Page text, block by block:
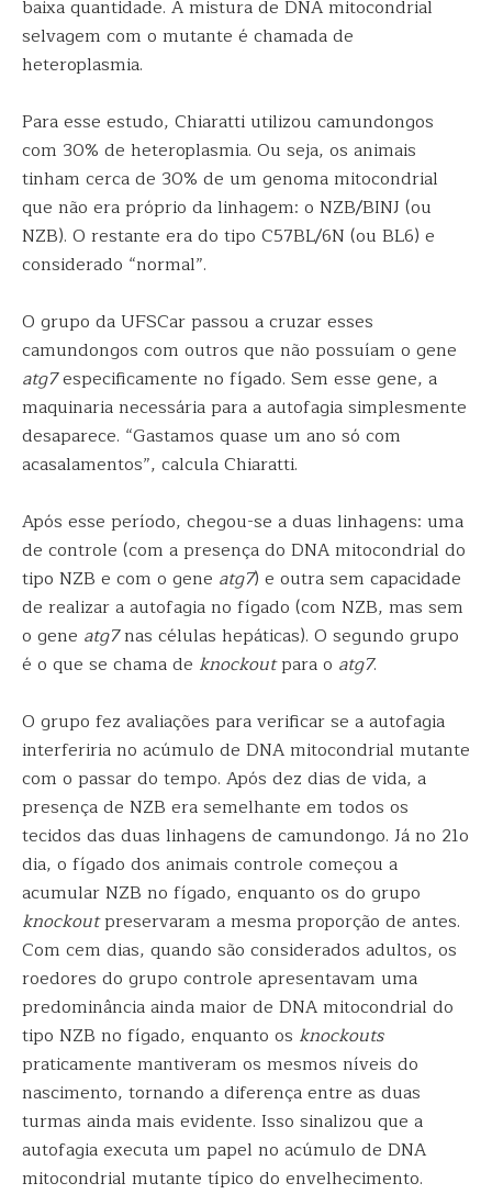
baixa quantidade. A mistura de DNA mitocondrial
selvagem com o mutante é chamada de
heteroplasmia.
Para esse estudo, Chiaratti utilizou camundongos
com 30% de heteroplasmia. Ou seja, os animais
tinham cerca de 30% de um genoma mitocondrial
que não era próprio da linhagem: o NZB/BINJ (ou
NZB). O restante era do tipo C57BL/6N (ou BL6) e
considerado “normal”.
O grupo da UFSCar passou a cruzar esses
camundongos com outros que não possuíam o gene
atg7especificamente no fígado. Sem esse gene, a
maquinaria necessária para a autofagia simplesmente
desaparece. “Gastamos quase um ano só com
acasalamentos”, calcula Chiaratti.
Após esse período, chegou-se a duas linhagens: uma
de controle (com a presença do DNA mitocondrial do
tipo NZB e com o gene atg7) e outra sem capacidade
de realizar a autofagia no fígado (com NZB, mas sem
o gene atg7nas células hepáticas). O segundo grupo
é o que se chama de knockoutpara o atg7.
O grupo fez avaliações para verificar se a autofagia
interferiria no acúmulo de DNA mitocondrial mutante
com o passar do tempo. Após dez dias de vida, a
presença de NZB era semelhante em todos os
tecidos das duas linhagens de camundongo. Já no 21o
dia, o fígado dos animais controle começou a
acumular NZB no fígado, enquanto os do grupo
knockoutpreservaram a mesma proporção de antes.
Com cem dias, quando são considerados adultos, os
roedores do grupo controle apresentavam uma
predominância ainda maior de DNA mitocondrial do
tipo NZB no fígado, enquanto os knockouts
praticamente mantiveram os mesmos níveis do
nascimento, tornando a diferença entre as duas
turmas ainda mais evidente. Isso sinalizou que a
autofagia executa um papel no acúmulo de DNA
mitocondrial mutante típico do envelhecimento.